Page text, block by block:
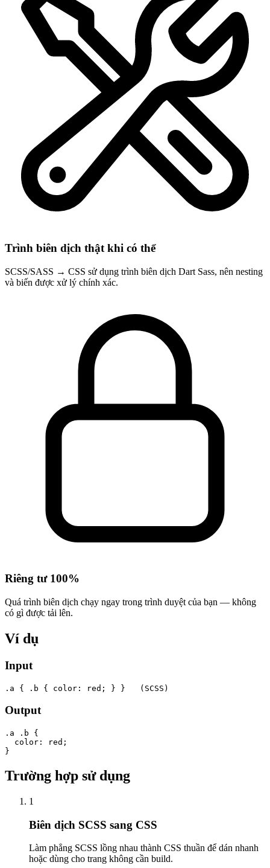
Trình biên dịch thật khi có thể
SCSS/SASS → CSS sử dụng trình biên dịch Dart Sass, nên nesting
và biến được xử lý chính xác.
Riêng tư 100%
Quá trình biên dịch chạy ngay trong trình duyệt của bạn — không
có gì được tải lên.
Ví dụ
Input
.a { .b { color: red; } }   (SCSS)
Output
.a .b {
  color: red;
}
Trường hợp sử dụng
1
Biên dịch SCSS sang CSS
Làm phẳng SCSS lồng nhau thành CSS thuần để dán nhanh
hoặc dùng cho trang không cần build.